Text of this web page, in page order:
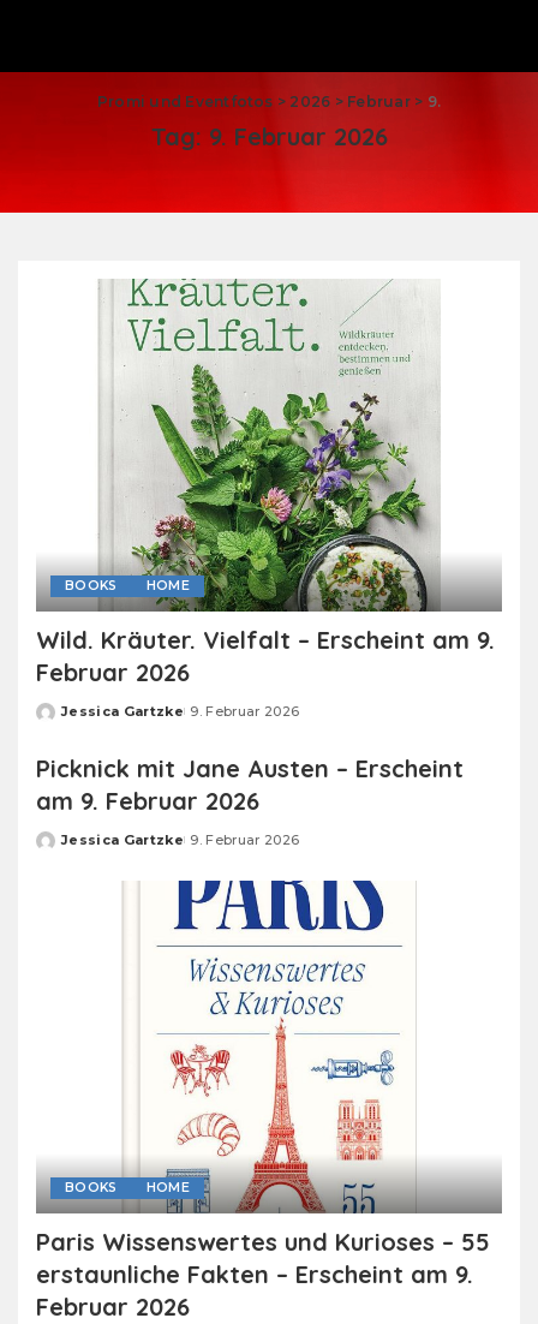
Promi und Eventfotos > 2026 > Februar> 9.
Tag: 9. Februar 2026
BOOKS HOME
Wild. Kräuter. Vielfalt – Erscheint am 9.
Februar 2026
Posted
Jessica Gartzke 9. Februar 2026
Picknick mit Jane Austen – Erscheint
am 9. Februar 2026
Posted
Jessica Gartzke 9. Februar 2026
BOOKS HOME
Paris Wissenswertes und Kurioses – 55
erstaunliche Fakten – Erscheint am 9.
Februar 2026